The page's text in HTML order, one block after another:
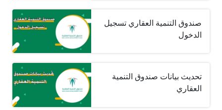
صندوق التنمية العقاري تسجيل
الدخول
تحديث بيانات صندوق التنمية
العقاري